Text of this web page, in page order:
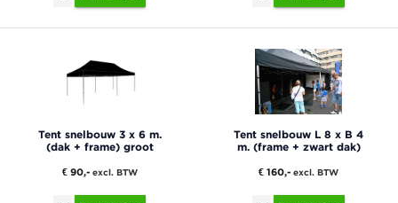
Tent snelbouw 3 x 6 m.
(dak + frame) groot
€ 90,- excl. BTW
Tent snelbouw L 8 x B 4
m. (frame + zwart dak)
€ 160,- excl. BTW